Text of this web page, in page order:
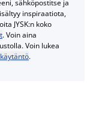
sähköpostitse ja
inspiraatiota,
JYSK:n koko
. Voin aina
Voin lukea
.